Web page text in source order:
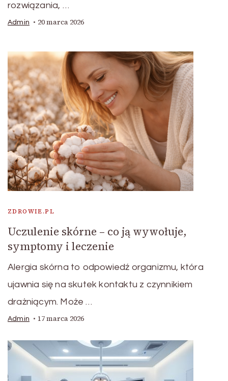
rozwiązania, …
Admin 20 marca 2026
ZDROWIE.PL
Uczulenie skórne – co ją wywołuje,
symptomy i leczenie
Alergia skórna to odpowiedź organizmu, która
ujawnia się na skutek kontaktu z czynnikiem
drażniącym. Może …
Admin 17 marca 2026